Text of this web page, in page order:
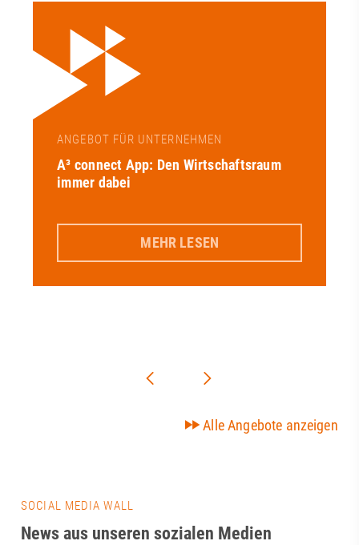
ANGEBOT FÜR UNTERNEHMEN
A³ connect App: Den Wirtschaftsraum
immer dabei
MEHR LESEN
Alle Angebote anzeigen
SOCIAL MEDIA WALL
News aus unseren sozialen Medien